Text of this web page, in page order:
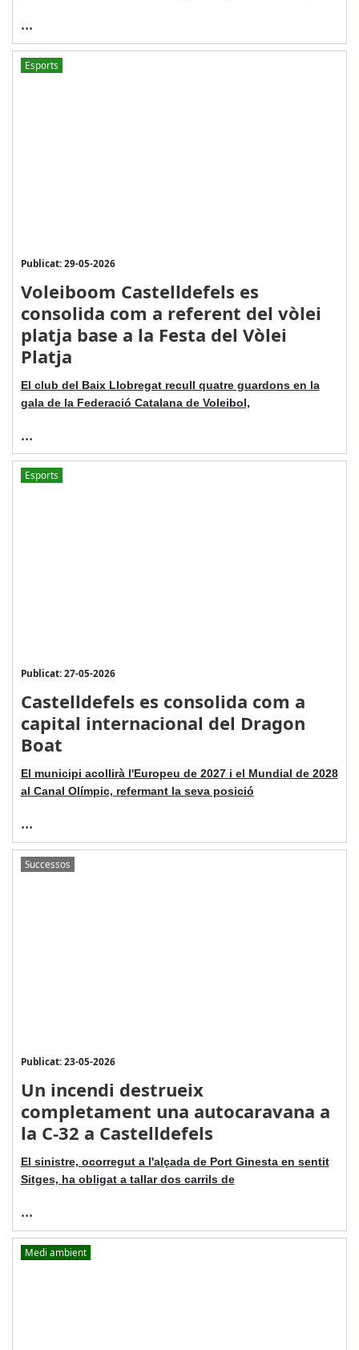
...
Esports
Publicat: 29-05-2026
Voleiboom Castelldefels es
consolida com a referent del vòlei
platja base a la Festa del Vòlei
Platja
El club del Baix Llobregat recull quatre guardons en la
gala de la Federació Catalana de Voleibol,
...
Esports
Publicat: 27-05-2026
Castelldefels es consolida com a
capital internacional del Dragon
Boat
El municipi acollirà l'Europeu de 2027 i el Mundial de 2028
al Canal Olímpic, refermant la seva posició
...
Successos
Publicat: 23-05-2026
Un incendi destrueix
completament una autocaravana a
la C-32 a Castelldefels
El sinistre, ocorregut a l'alçada de Port Ginesta en sentit
Sitges, ha obligat a tallar dos carrils de
...
Medi ambient